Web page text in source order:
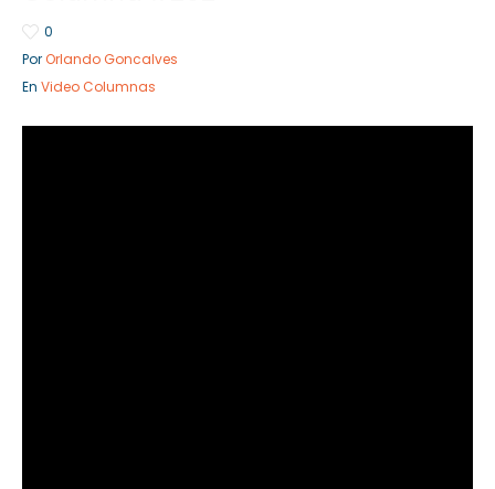
0
Por Orlando Goncalves
En Video Columnas